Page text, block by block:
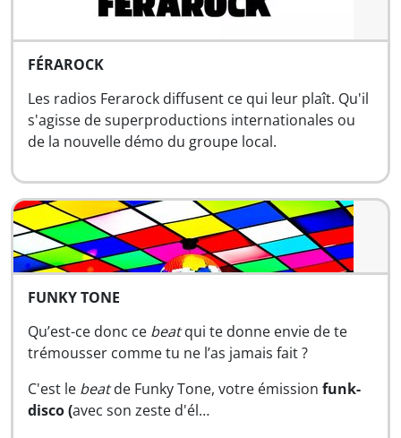
FÉRAROCK
Les radios Ferarock diffusent ce qui leur plaît. Qu'il
s'agisse de superproductions internationales ou
de la nouvelle démo du groupe local.
FUNKY TONE
Qu’est-ce donc ce beatqui te donne envie de te
trémousser comme tu ne l’as jamais fait ?
C'est le beatde Funky Tone, votre émission funk-
disco (avec son zeste d'él…